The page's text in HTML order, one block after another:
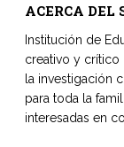
ACERCA DEL
Institución de
creativo y crítico
la investigación
para toda la
interesadas en